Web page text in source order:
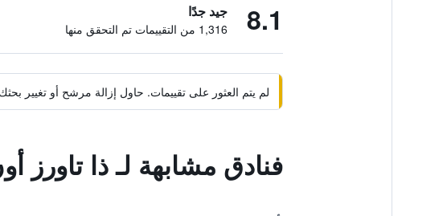
8.1 جيد جدًا
1,316 من التقييمات تم التحقق منها
لم يتم العثور على تقييمات. حاول إزالة مرشح أو تغيير
فنادق مشابهة لـ ذا تاورز